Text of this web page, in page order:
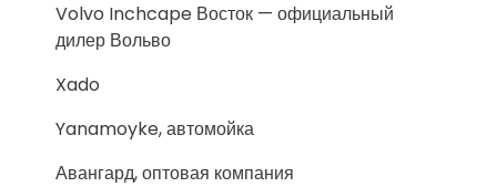
Volvo Inchcape Восток — официальный
дилер Вольво
Xado
Yanamoyke, автомойка
Авангард, оптовая компания